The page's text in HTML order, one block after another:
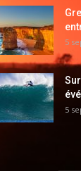
5
5